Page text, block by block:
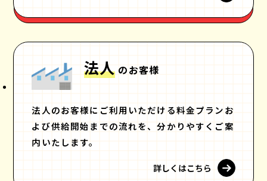
法人 のお客様
法人のお客様にご利用いただける料金プランお
よび供給開始までの流れを、分かりやすくご案
内いたします。
詳しくはこちら